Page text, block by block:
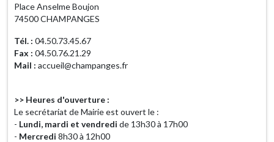
Place Anselme Boujon
74500 CHAMPANGES
Tél. : 04.50.73.45.67
Fax : 04.50.76.21.29
Mail : accueil@champanges.fr
>> Heures d'ouverture :
Le secrétariat de Mairie est ouvert le :
- Lundi, mardi et vendredi de 13h30 à 17h00
- Mercredi 8h30 à 12h00